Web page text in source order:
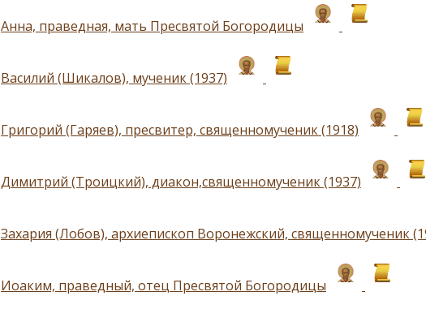
Анна, праведная, мать Пресвятой Богородицы
Василий (Шикалов), мученик (1937)
Григорий (Гаряев), пресвитер, священномученик (1918)
Димитрий (Троицкий), диакон,священномученик (1937)
Захария (Лобов), архиепископ Воронежский, священномученик
Иоаким, праведный, отец Пресвятой Богородицы